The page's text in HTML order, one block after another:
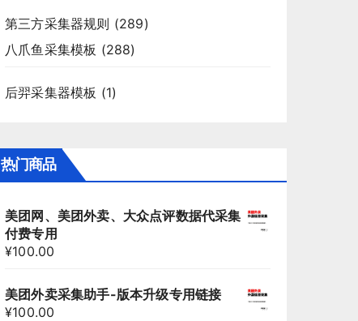
第三方采集器规则 (289)
八爪鱼采集模板 (288)
后羿采集器模板 (1)
热门商品
美团网、美团外卖、大众点评数据代采集
付费专用
¥100.00
美团外卖采集助手-版本升级专用链接
¥100.00